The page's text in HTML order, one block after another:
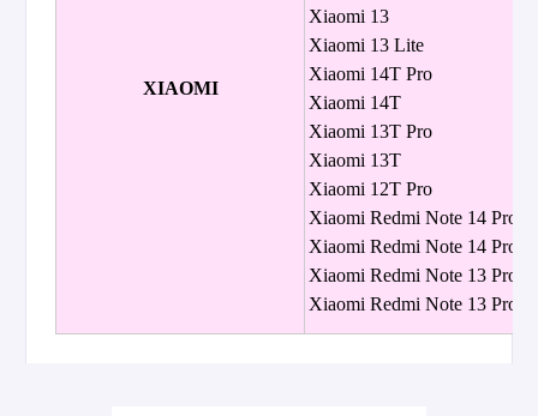
XIAOMI
Xiaomi 13
Xiaomi 13 Lite
Xiaomi 14T Pro
Xiaomi 14T
Xiaomi 13T Pro
Xiaomi 13T
Xiaomi 12T Pro
Xiaomi Redmi Note 14 Pro+
Xiaomi Redmi Note 14 Pro
Xiaomi Redmi Note 13 Pro+
Xiaomi Redmi Note 13 Pro